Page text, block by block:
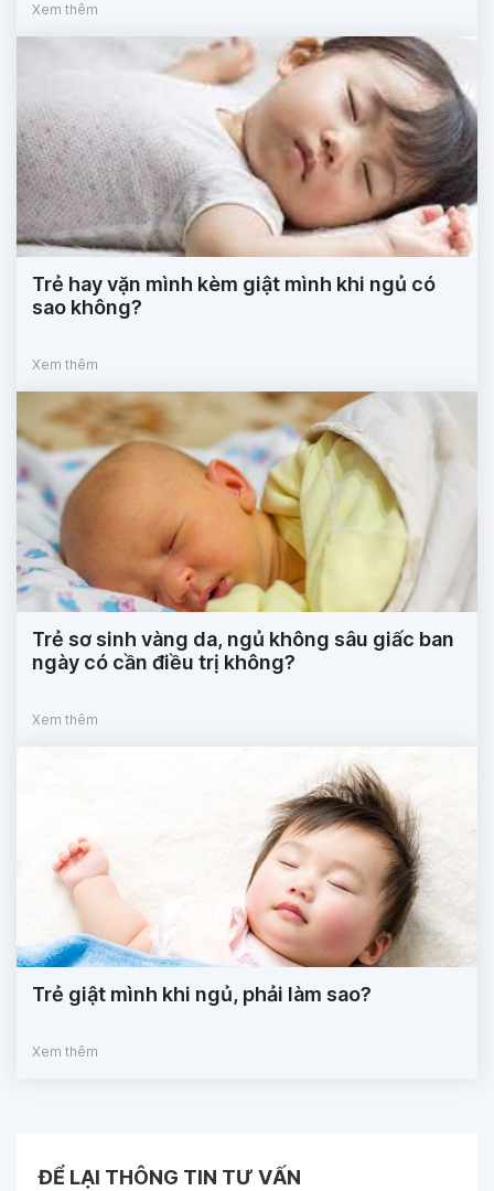
Xem thêm
Trẻ hay vặn mình kèm giật mình khi ngủ có
sao không?
Xem thêm
Trẻ sơ sinh vàng da, ngủ không sâu giấc ban
ngày có cần điều trị không?
Xem thêm
Trẻ giật mình khi ngủ, phải làm sao?
Xem thêm
ĐỂ LẠI THÔNG TIN TƯ VẤN